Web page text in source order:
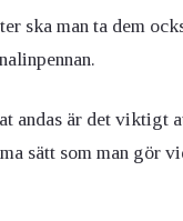
ska man ta dem
andas är det viktigt
sätt som man gör